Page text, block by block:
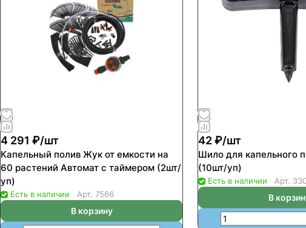
4 291 ₽/шт
Капельный полив Жук от емкости на
60 растений Автомат с таймером (2шт/
уп)
Есть в наличии Арт. 7566
В корзину
42 ₽/шт
Шило для капельного
(10шт/уп)
Есть в наличии Арт.
В